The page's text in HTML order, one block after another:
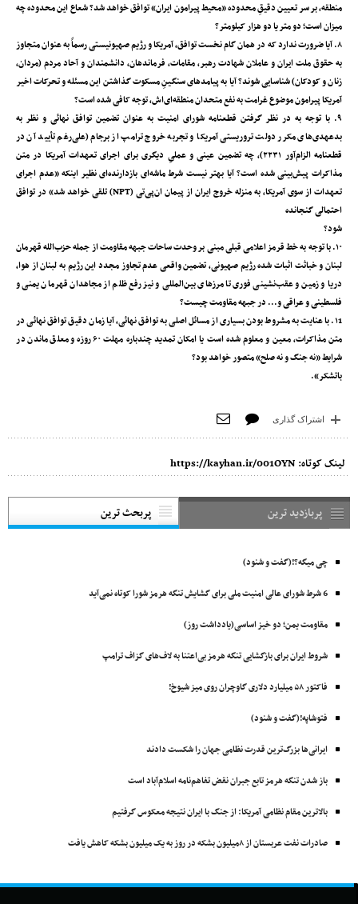
منطقه، بر سر تعیین دقیقِ محدوده «محیط پیرامون ایران» توافق خواهد شد؟ شعاع این محدوده چه
میزان است؛ دو متر یا دو هزار کیلومتر؟
۸. آیا ضرورت ندارد که در همان گام نخست توافق، آمریکا و رژیم صهیونیستی رسماً به عنوان متجاوز
به حقوق ملت ایران و عاملان شهادت رهبر، مقامات، فرماندهان، دانشمندان و آحاد مردم (مردان،
زنان و کودکان) شناسایی شوند؟ آیا به پیامدهای سنگینِ مسکوت گذاشتن این مسئله و تحرکات اخیر
آمریکا پیرامون موضوع غرامت به نفع متحدان منطقه‌ای‌اش، توجه کافی شده است؟
۹. با توجه به در نظر گرفتن قطعنامه شورای امنیت به عنوان تضمین توافق نهائی و نظر به
بدعهدی‌های مکرر دولت تروریستی آمریکا و تجربه خروج ترامپ از برجام (علی‌رغم تأیید آن در
قطعنامه الزام‌آور ۲۲۳۱)، چه تضمین عینی و عملیِ دیگری برای اجرای تعهدات آمریکا در متن
مذاکرات پیش‌بینی شده است؟ آیا بهتر نیست شرط ماشه‌ای بازدارنده‌ای نظیر اینکه «عدم اجرای
تعهدات از سوی آمریکا، به منزله خروج ایران از پیمان ان‌پی‌تی (NPT) تلقی خواهد شد» در توافق
احتمالی گنجانده
شود؟
۱۰. با توجه به خط قرمز اعلامی قبلی مبنی بر وحدت ساحات جبهه مقاومت از جمله حزب‌الله قهرمان
لبنان و خباثت اثبات شده رژیم صهیونی، تضمین واقعی عدم تجاوز مجدد این رژیم به لبنان از هوا،
دریا و زمین و عقب‌نشینی فوری تا مرزهای بین‌المللی و نیز رفع ظلم از مجاهدان قهرمان یمنی و
فلسطینی و عراقی و... در جبهه مقاومت چیست؟
۱1. با عنایت به مشروط بودن بسیاری از مسائل اصلی به توافق نهائی، آیا زمان دقیق توافق نهائی در
متن مذاکرات، معین و معلوم شده است یا امکان تمدید چندباره مهلت ۶۰ روزه و معلق ماندن در
شرایط «نه جنگ و نه صلح» متصور خواهد بود؟
باتشکر».
اشتراک گذاری
لینک کوتاه: https://kayhan.ir/001OYN
پربازدید ترین پربحث ترین
چی میگه؟!(گفت و شنود)
6 شرط شورای عالی امنیت ملی برای گشایش تنگه هرمز شورا کوتاه نمی‌آید
مقاومت یمن؛ دو خیز اساسی(یادداشت روز)
شروط ایران برای بازگشایی تنگه هرمز بی‌اعتنا به لاف‌های گزاف ترامپ
فاکتور ۵۸ میلیارد دلاری گاوچران روی میز شیوخ!
فتوشاپه!(گفت و شنود)
ایرانی‌ها بزرگ‌ترین قدرت نظامی جهان را شکست دادند
باز شدن تنگه هرمز تابع جبران نقض تفاهم‌نامه اسلام‌آباد است
بالاترین مقام نظامی آمریکا: از جنگ با ایران نتیجه معکوس گرفتیم
صادرات نفت عربستان از ۸میلیون بشکه در روز به یک میلیون بشکه کاهش یافت